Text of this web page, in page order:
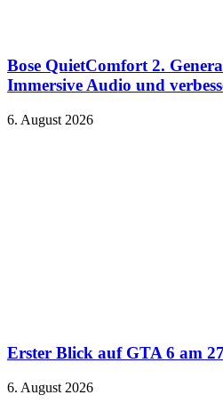
Bose QuietComfort 2.
Immersive Audio und
6. August 2026
Erster Blick auf GTA 6 am
6. August 2026